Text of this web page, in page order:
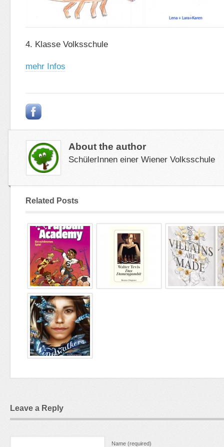
4. Klasse Volksschule
mehr Infos
About the author
SchülerInnen einer Wiener Volksschule
Related Posts
Leave a Reply
Name (required)